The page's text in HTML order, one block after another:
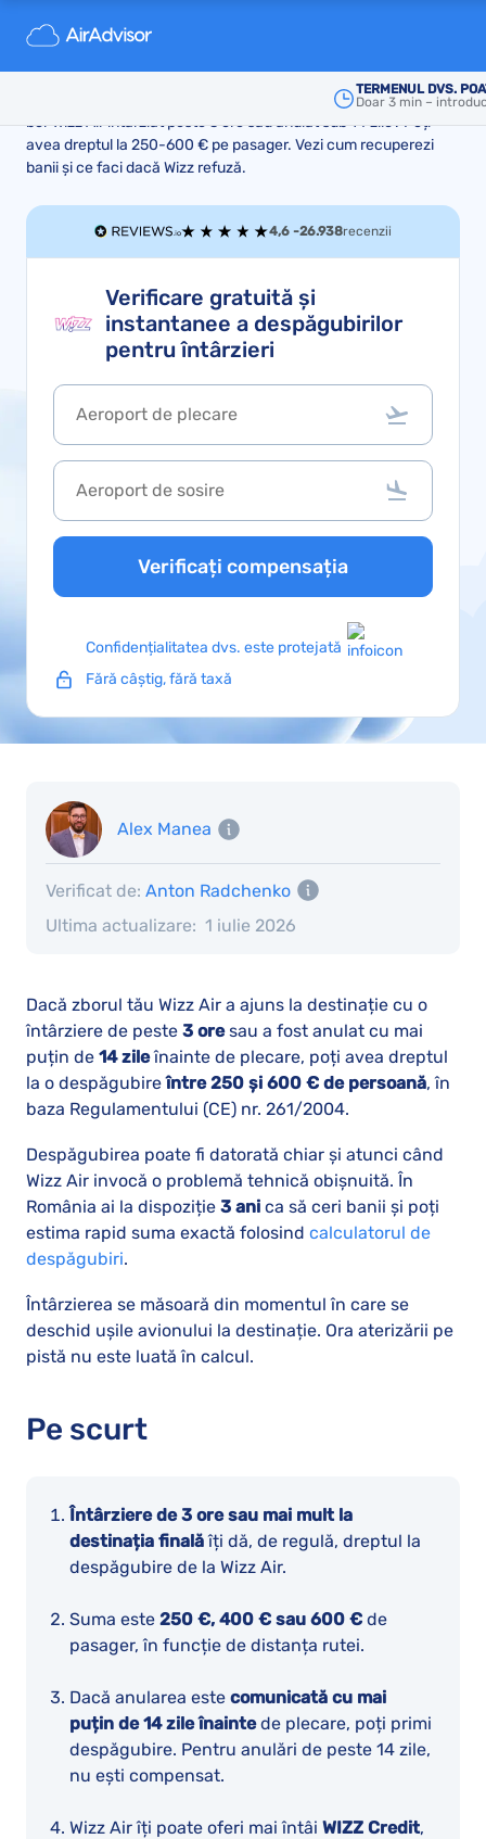
TERMENUL DVS.
Doar 3 min –
Despăgubire Wizz Air pentru
zbor anulat sau întârziat
bor Wizz Air întârziat peste 3 ore sau anulat sub 14 zile? Poți
avea dreptul la 250-600 € pe pasager. Vezi cum recuperezi
banii și ce faci dacă Wizz refuză.
4,6 -26.938recenzii
Verificare gratuită și
instantanee a despăgubirilor
pentru întârzieri
Verificați compensația
Confidențialitatea dvs. este protejată
Fără câștig, fără taxă
Alex Manea
Ultima actualizare: 1 iulie 2026
Verificat de: Anton Radchenko
Dacă zborul tău Wizz Air a ajuns la destinație cu o
întârziere de peste 3 oresau a fost anulat cu mai
puțin de 14 zileînainte de plecare, poți avea dreptul
la o despăgubireîntre 250 și 600 € de persoană, în
baza Regulamentului (CE) nr. 261/2004.
Despăgubirea poate fi datorată chiar și atunci când
Wizz Air invocă o problemă tehnică obișnuită. În
România ai la dispoziție 3 ani ca să ceri banii și poți
estima rapid suma exactă folosind calculatorul de
despăgubiri.
Întârzierea se măsoară din momentul în care se
deschid ușile avionului la destinație. Ora aterizării pe
pistă nu este luată în calcul.
Pe scurt
Întârziere de 3 ore sau mai mult la
destinația finalăîți dă, de regulă, dreptul la
despăgubire de la Wizz Air.
Suma este 250 €, 400 € sau 600 € de
pasager, în funcție de distanța rutei.
Dacă anularea este comunicată cu mai
puțin de 14 zile înaintede plecare, poți primi
despăgubire. Pentru anulări de peste 14 zile,
nu ești compensat.
Wizz Air îți poate oferi mai întâi WIZZ Credit,